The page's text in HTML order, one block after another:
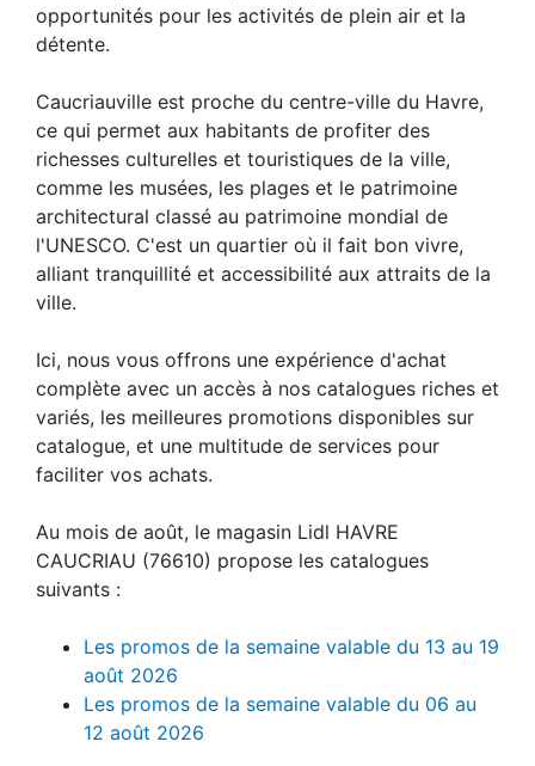
opportunités pour les activités de plein air et la
détente.
Caucriauville est proche du centre-ville du Havre,
ce qui permet aux habitants de profiter des
richesses culturelles et touristiques de la ville,
comme les musées, les plages et le patrimoine
architectural classé au patrimoine mondial de
l'UNESCO. C'est un quartier où il fait bon vivre,
alliant tranquillité et accessibilité aux attraits de la
ville.
Ici, nous vous offrons une expérience d'achat
complète avec un accès à nos catalogues riches et
variés, les meilleures promotions disponibles sur
catalogue, et une multitude de services pour
faciliter vos achats.
Au mois de août, le magasin Lidl HAVRE
CAUCRIAU (76610) propose les catalogues
suivants :
Les promos de la semaine valable du 13 au 19
août 2026
Les promos de la semaine valable du 06 au
12 août 2026